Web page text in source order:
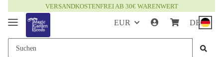
VERSANDKOSTENFREI AB 30€ WARENWERT
EUR DE